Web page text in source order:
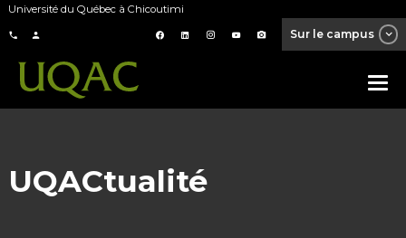
Université du Québec à Chicoutimi
Sur le campus
UQACtualité